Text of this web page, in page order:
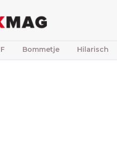
Bommetje Hilarisch